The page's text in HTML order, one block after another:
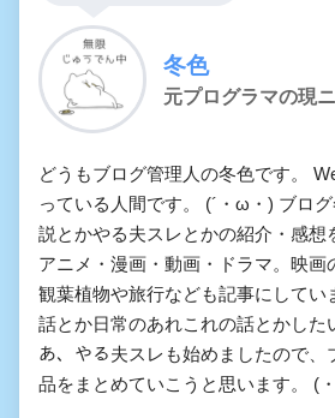
冬色
元プログラマの現
どうもブログ管理人の冬色です。
っている人間です。 (´・ω・) ブロ
説とかやる夫スレとかの紹介・感想
アニメ・漫画・動画・ドラマ。映画
観葉植物や旅行なども記事にしてい
話とか日常のあれこれの話とかした
あ、やる夫スレも始めましたので、
品をまとめていこうと思います。 (